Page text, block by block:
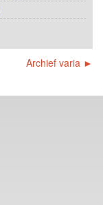
Archief varia ►